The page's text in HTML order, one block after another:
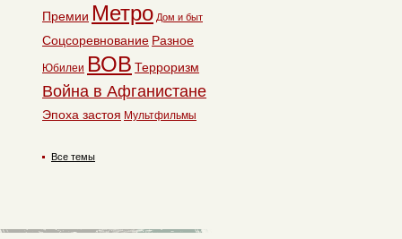
Премии Метро Дом и быт
Соцсоревнование Разное
Юбилеи ВОВ Терроризм
Война в Афганистане
Эпоха застоя Мультфильмы
Все темы